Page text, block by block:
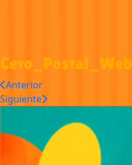
Cero_Postal_Web
Anterior
Siguiente